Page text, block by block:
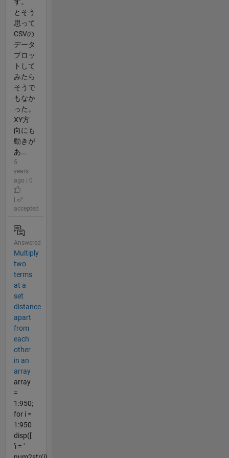
とそう
思って
CSVの
データ
プロッ
トして
みたら
そうで
もなか
った。
XY方
向にも
動きが
あ...
5
years
ago | 0
accepted
Answered
Multiply
two
terms
at a
set
distance
apart
from
each
other
in an
array
array
=
1:950;
for i =
1:950
disp([
'i = '